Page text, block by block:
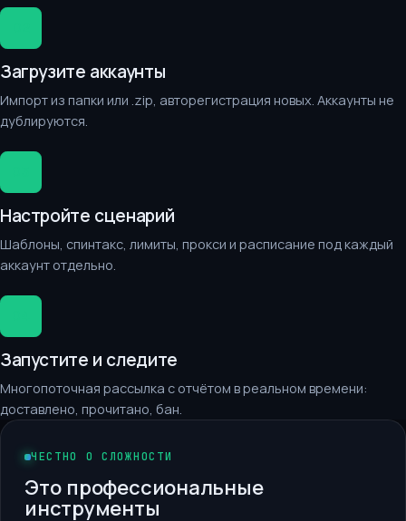
Загрузите аккаунты
Импорт из папки или .zip, авторегистрация новых. Аккаунты не
дублируются.
Настройте сценарий
Шаблоны, спинтакс, лимиты, прокси и расписание под каждый
аккаунт отдельно.
Запустите и следите
Многопоточная рассылка с отчётом в реальном времени:
доставлено, прочитано, бан.
ЧЕСТНО О СЛОЖНОСТИ
Это профессиональные
инструменты